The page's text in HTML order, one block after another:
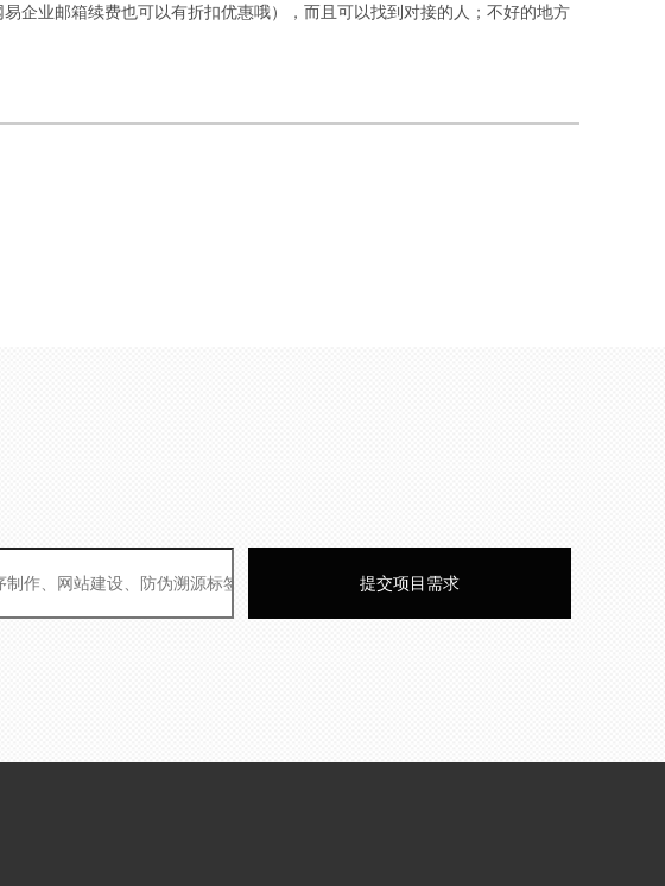
企业邮箱续费也可以有折扣优惠哦），而且可以找到对接的人；不好的地方